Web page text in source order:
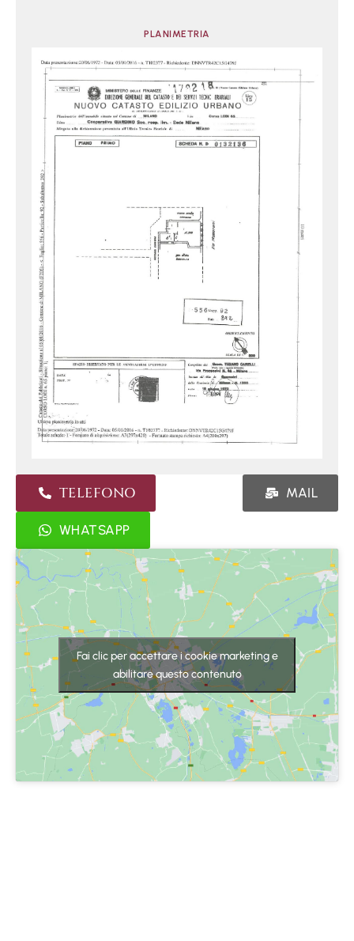
PLANIMETRIA
TELEFONO MAIL
WHATSAPP
Fai clic per accettare i cookie marketing e
abilitare questo contenuto